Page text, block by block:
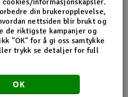
løsninger hos samme
for alvor endret
tallet, satset Norwegian
Nettbutikken modellers.no
fra hele landet å handle
ofte bare var tilgjengelige i
selskapet å drive fysisk
din brukeropplevelse,
nettsiden blir brukt og
de riktigste kampanjer og
"OK" for å gi oss samtykke
trykk se detaljer for full
OK